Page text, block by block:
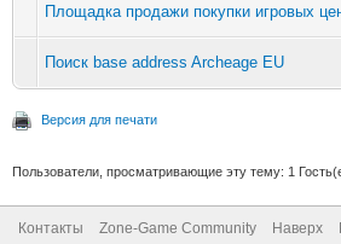
Площадка продажи покупки игровых
Поиск base address Archeage EU
Версия для печати
Пользователи, просматривающие эту тему: 1
Контакты Zone-Game Community Наверх